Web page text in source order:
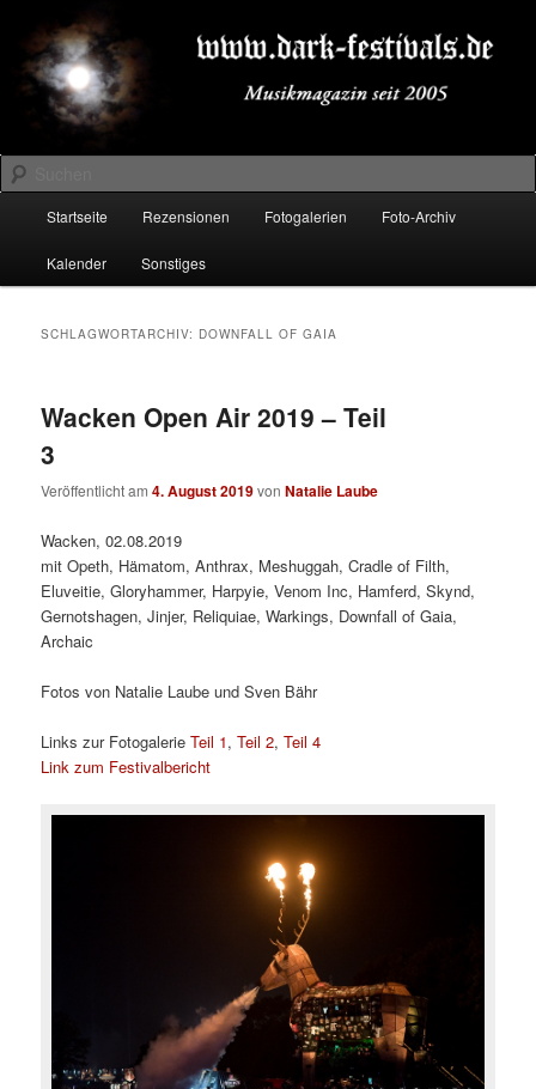
primären
Inhalt
springen
sekundären
Inhalt
springenDARK-FESTIVALS.DE
Suchen
Startseite Rezensionen Fotogalerien Foto-Archiv
Kalender Sonstiges
SCHLAGWORTARCHIV: DOWNFALL OF GAIA
Wacken Open Air 2019 – Teil
3
Veröffentlicht am4. August 2019vonNatalie Laube
Wacken, 02.08.2019
mit Opeth, Hämatom, Anthrax, Meshuggah, Cradle of Filth,
Eluveitie, Gloryhammer, Harpyie, Venom Inc, Hamferd, Skynd,
Gernotshagen, Jinjer, Reliquiae, Warkings, Downfall of Gaia,
Archaic
Fotos von Natalie Laube und Sven Bähr
Links zur FotogalerieTeil 1,Teil 2,Teil 4
Link zum Festivalbericht